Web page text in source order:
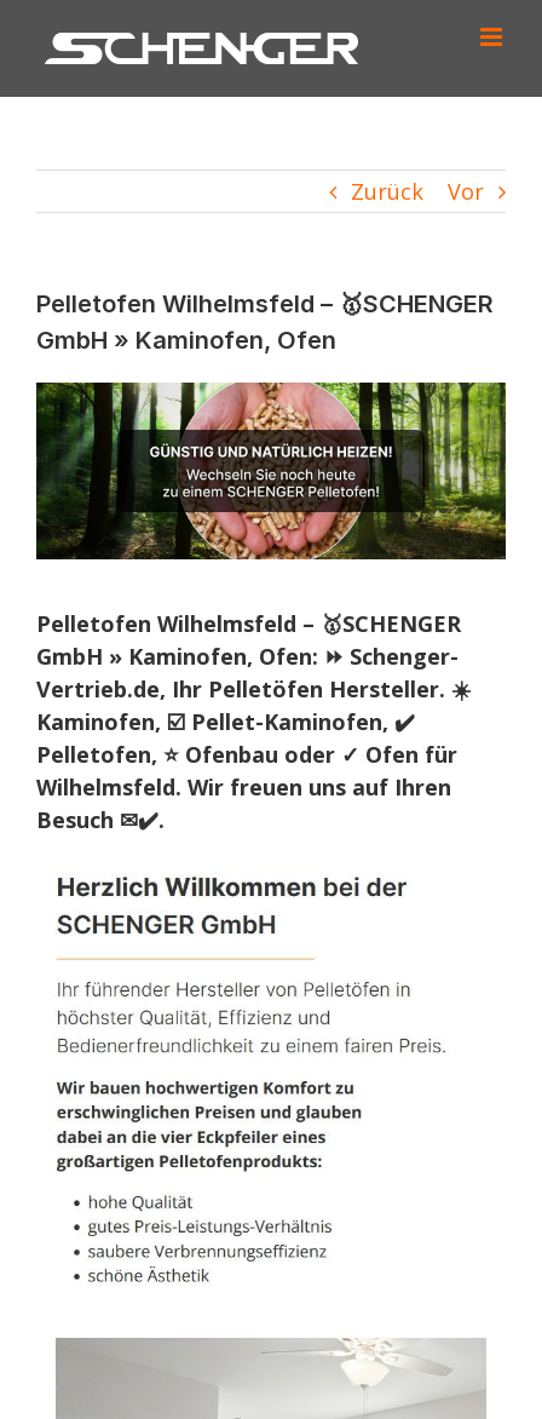
Inhalt
Zurück Vor
Pelletofen Wilhelmsfeld – 🥇SCHENGER
GmbH » Kaminofen, Ofen
Pelletofen Wilhelmsfeld – 🥇SCHENGER
GmbH » Kaminofen, Ofen: ⏩ Schenger-
Vertrieb.de, Ihr Pelletöfen Hersteller. ☀️
Kaminofen, ☑️ Pellet-Kaminofen, ✔️
Pelletofen, ⭐ Ofenbau oder ✓ Ofen für
Wilhelmsfeld. Wir freuen uns auf Ihren
Besuch ✉✔️.